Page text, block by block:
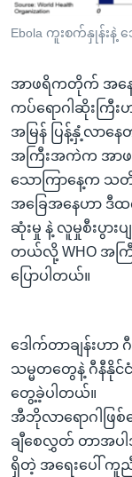
ကျော်
ကြည့်
ရှာဖွေ
ရန်
နေရာ
သို့
ကျော်
ရန်
ဘာသာစကားများ
Ebola ကူးစက်နှုန်းနဲ့
အာဖရိကတိုက် အနေ
ကပ်ရောဂါဆိုးကြီ
အမြန် ပြန့်နှံ့လာနေ
အကြီးအကဲက အာဖ
သောကြာနေ့က သ
အခြေအနေဟာ ဒီ
ဆုံးမှု နဲ့ လူမှုစီးပွား
တယ်လို့ WHO အကြီ
ပြောပါတယ်။
ဒေါက်တာချန်းဟာ
သမ္မတတွေနဲ့ ဂီနီနိုင်
တွေ့ခဲ့ပါတယ်။
အီဘိုလာရောဂါဖြစ်
ချီစေလွှတ် တာအပါ
ရှိတဲ့ အရေးပေါ်